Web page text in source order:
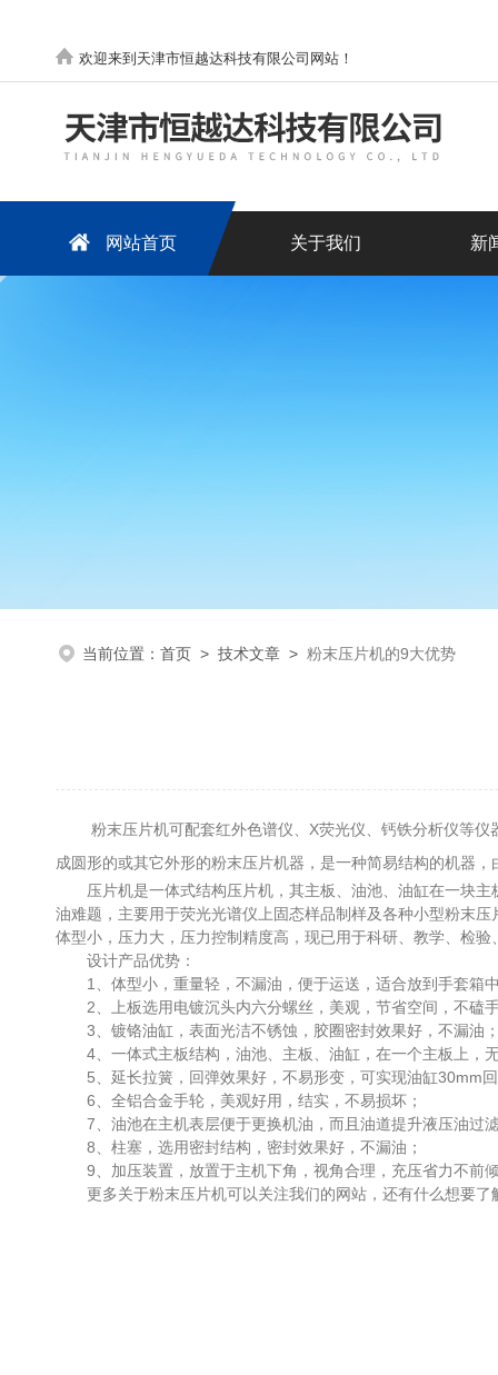
欢迎来到天津市恒越达科技有限公司网站！
网站首页 关于我们 新
当前位置： 首页 > 技术文章 > 粉末压片机的9大优势
粉末压片机可配套红外色谱仪、X荧光仪、钙铁分析仪等仪
成圆形的或其它外形的粉末压片机器，是一种简易结构的机器
压片机是一体式结构压片机，其主板、油池、油缸在一块主
油难题，主要用于荧光光谱仪上固态样品制样及各种小型粉末
体型小，压力大，压力控制精度高，现已用于科研、教学、检
设计产品优势：
1、体型小，重量轻，不漏油，便于运送，适合放到手套箱
2、上板选用电镀沉头内六分螺丝，美观，节省空间，不磕
3、镀铬油缸，表面光洁不锈蚀，胶圈密封效果好，不漏油
4、一体式主板结构，油池、主板、油缸，在一个主板上，
5、延长拉簧，回弹效果好，不易形变，可实现油缸30mm
6、全铝合金手轮，美观好用，结实，不易损坏；
7、油池在主机表层便于更换机油，而且油道提升液压油过
8、柱塞，选用密封结构，密封效果好，不漏油；
9、加压装置，放置于主机下角，视角合理，充压省力不前
更多关于粉末压片机可以关注我们的网站，还有什么想要了